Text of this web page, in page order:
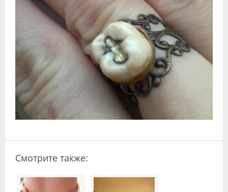
Блоги
Лаборатории
Смотрите также: